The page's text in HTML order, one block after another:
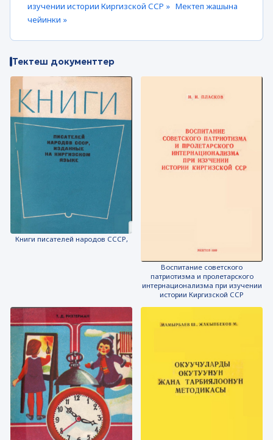
изучении истории Киргизской ССР » Мектеп жашына
чейинки »
Тектеш документтер
Книги писателей народов СССР,
Воспитание советского
патриотизма и пролетарского
интернационализма при изучении
истории Киргизской ССР